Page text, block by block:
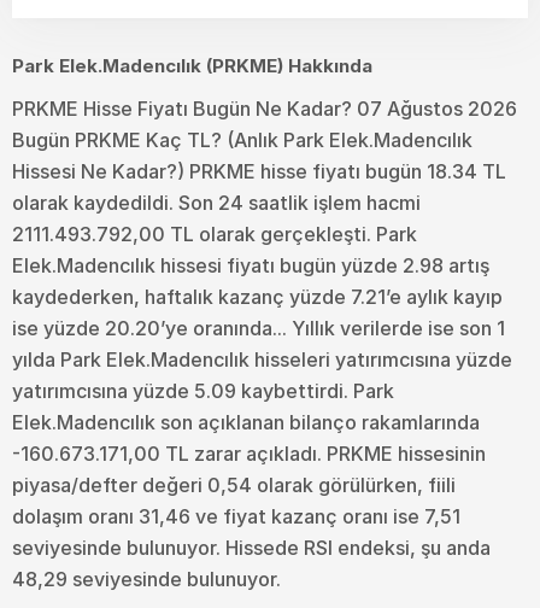
Park Elek.Madencılık (PRKME) Hakkında
PRKME Hisse Fiyatı Bugün Ne Kadar? 07 Ağustos 2026
Bugün PRKME Kaç TL? (Anlık Park Elek.Madencılık
Hissesi Ne Kadar?) PRKME hisse fiyatı bugün 18.34 TL
olarak kaydedildi. Son 24 saatlik işlem hacmi
2111.493.792,00 TL olarak gerçekleşti. Park
Elek.Madencılık hissesi fiyatı bugün yüzde 2.98 artış
kaydederken, haftalık kazanç yüzde 7.21’e aylık kayıp
ise yüzde 20.20’ye oranında... Yıllık verilerde ise son 1
yılda Park Elek.Madencılık hisseleri yatırımcısına yüzde
yatırımcısına yüzde 5.09 kaybettirdi. Park
Elek.Madencılık son açıklanan bilanço rakamlarında
-160.673.171,00 TL zarar açıkladı. PRKME hissesinin
piyasa/defter değeri 0,54 olarak görülürken, fiili
dolaşım oranı 31,46 ve fiyat kazanç oranı ise 7,51
seviyesinde bulunuyor. Hissede RSI endeksi, şu anda
48,29 seviyesinde bulunuyor.